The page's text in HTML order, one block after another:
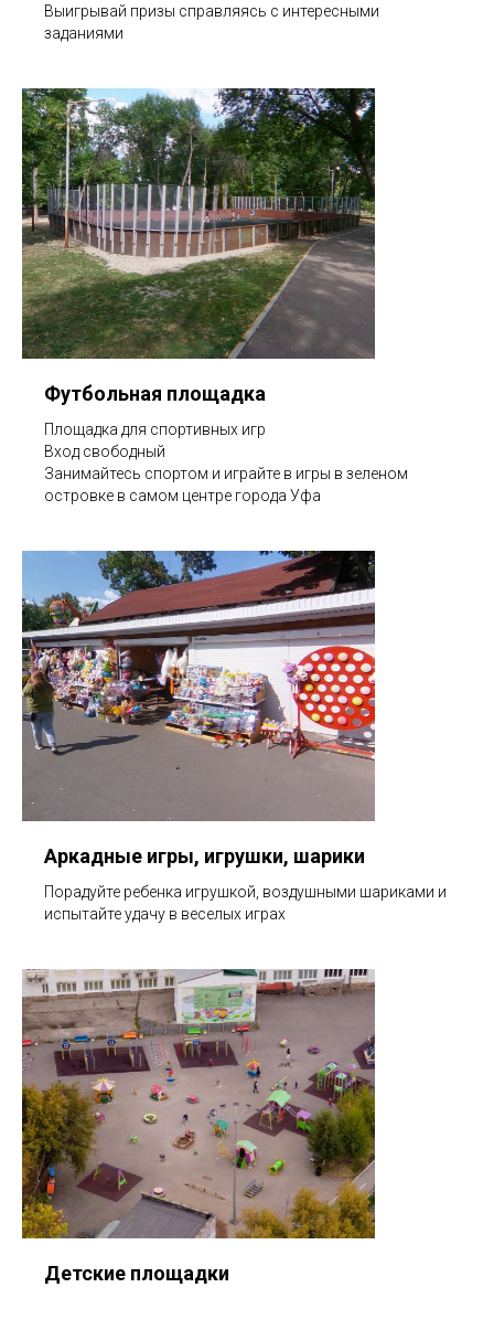
Выигрывай призы справляясь с интересными
заданиями
Футбольная площадка
Площадка для спортивных игр
Вход свободный
Занимайтесь спортом и играйте в игры в зеленом
островке в самом центре города Уфа
Аркадные игры, игрушки, шарики
Порадуйте ребенка игрушкой, воздушными шариками и
испытайте удачу в веселых играх
Детские площадки